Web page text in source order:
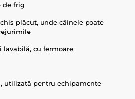
de frig
plăcut, unde câinele poate
lavabilă, cu fermoare
utilizată pentru echipamente